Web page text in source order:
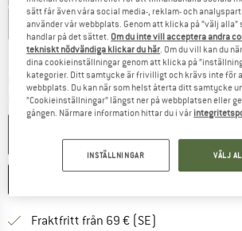
6XL
Storleksguide
Leveranstid: 4-5 arbetsdagarLänken öppnas i
Mängd:
Fraktfritt från 69 € (SE)
sätt får även våra social media-, reklam- och
använder vår webbplats. Genom att klicka på ”välj
handlar på det sättet. Om du inte vill acceptera andra
tekniskt nödvändiga klickar du här . Om du vill kan du
dina cookieinställningar genom att klicka på
kategorier. Ditt samtycke är frivilligt och krävs inte för
webbplats. Du kan när som helst återta ditt samtycke
”Cookieinställningar” längst ner på webbplatsen eller
gången. Närmare information hittar du i vår
INSTÄLLNINGAR VÄLJ